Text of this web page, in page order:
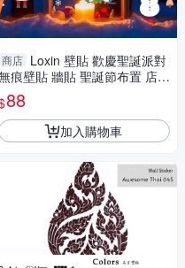
商店 Loxin 壁貼 歡慶聖誕派對
痕壁貼 牆貼 聖誕節布置 店面
佈置 櫥窗
88
加入購物車